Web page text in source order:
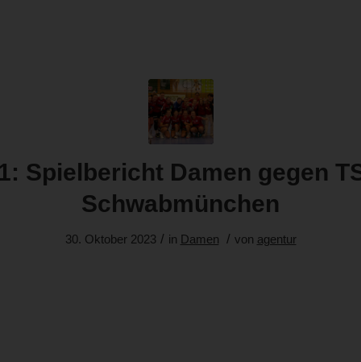
Spielbericht Damen gegen
Schwabmünchen
30. Oktober 2023 / in Damen / von agentur